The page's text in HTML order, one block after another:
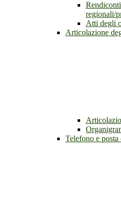
regionali/
Atti degli
Articolazione
Telefono e posta